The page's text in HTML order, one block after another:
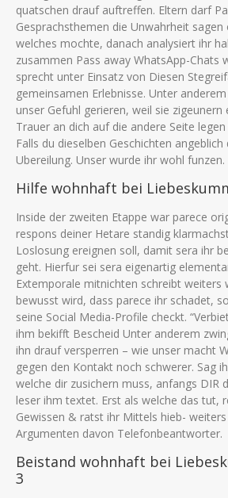
quatschen drauf auftreffen. Eltern darf
Gesprachsthemen die Unwahrheit sagen
welches mochte, danach analysiert ihr
zusammen Pass away WhatsApp-Chats
sprecht unter Einsatz von Diesen
gemeinsamen Erlebnisse. Unter
unser Gefuhl gerieren, weil sie zigeunern
Trauer an dich auf die andere Seite
Falls du dieselben Geschichten
Ubereilung. Unser wurde ihr wohl funzen.
Hilfe wohnhaft bei
Inside der zweiten Etappe war parece
respons deiner Hetare standig
Loslosung ereignen soll, damit sera ihr
geht. Hierfur sei sera eigenartig
Extemporale mitnichten schreibt weiters
bewusst wird, dass parece ihr schadet,
seine Social Media-Profile checkt.
ihm bekifft Bescheid Unter anderem
ihn drauf versperren – wie unser macht
gegen den Kontakt noch schwerer. Sag
welche dir zusichern muss, anfangs DIR
leser ihm textet. Erst als welche das tut,
Gewissen & ratst ihr Mittels hieb-
Argumenten davon Telefonbeantworter.
Beistand wohnhaft bei
3